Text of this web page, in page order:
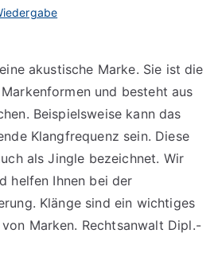
akustische Marke. Sie ist die
und besteht aus
Beispielsweise kann das
Klangfrequenz sein. Diese
als Jingle bezeichnet. Wir
helfen Ihnen bei der
Klänge sind ein wichtiges
Marken. Rechtsanwalt Dipl.-